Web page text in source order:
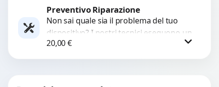
Procedi
Preventivo Riparazione
Non sai quale sia il problema del tuo
dispositivo? I nostri tecnici eseguono un
check-up completo con strumenti
avanzati per...
20,00€